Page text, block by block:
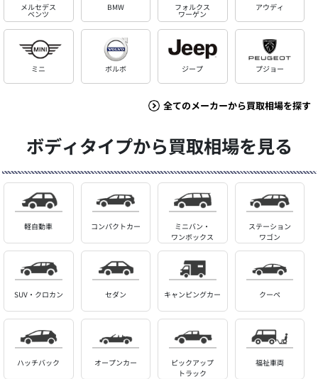
メルセデス
ベンツ
BMW フォルクス
ワーゲン
アウディ
ミニ ボルボ ジープ プジョー
全てのメーカーから買取相場を探す
ボディタイプから買取相場を見る
軽自動車 コンパクトカー
ミニバン・
ワンボックス
ステーション
ワゴン
SUV・クロカン セダン キャンピングカー クーペ
ハッチバック オープンカー
ピックアップ
トラック
福祉車両